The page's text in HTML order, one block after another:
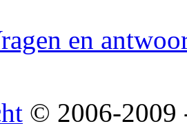
en
© 2006-2009